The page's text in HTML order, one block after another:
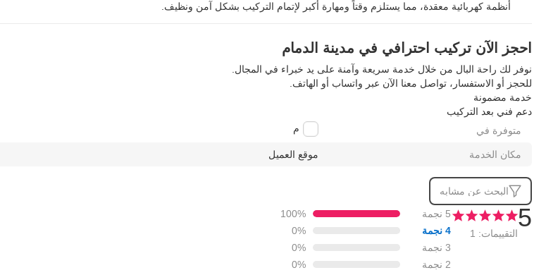
أنظمة كهربائية معقدة، مما يستلزم وقتاً ومهارة أكبر لإتمام التركيب بشكل آمن ونظيف.
احجز الآن تركيب احترافي في مدينة الدمام
نوفر لك راحة البال من خلال خدمة سريعة وآمنة على يد خبراء في المجال.
للحجز أو الاستفسار، تواصل معنا الآن عبر واتساب أو الهاتف.
خدمة مضمونة
دعم فني بعد التركيب
متوفرة في
الدمام
مكان الخدمة موقع العميل
البحث عن مشابه
5
التقييمات: 1
5 نجمة
100%
4 نجمة
0%
3 نجمة
0%
2 نجمة
0%